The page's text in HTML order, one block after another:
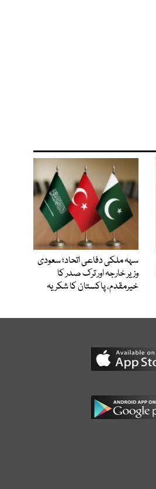
سہہ ملکی دفاعی اتحاد؛ سعودی
وزیر خارجہ اور ترک صدر کا
خیرمقدم، پاکستان کا شکریہ